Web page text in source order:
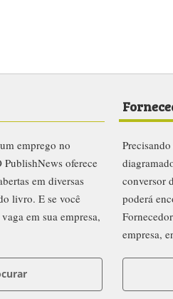
emprego no
oferece
em diversas
livro. E se você
em sua empresa,
conversor
poderá
empresa,